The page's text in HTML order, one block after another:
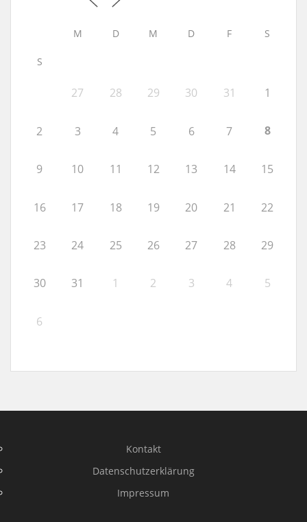
M D M D F S
S
27 28 29 30 31 1
2 3 4 5 6 7 8
9 10 11 12 13 14 15
16 17 18 19 20 21 22
23 24 25 26 27 28 29
30 31 1 2 3 4 5
6
Kontakt
Datenschutzerklärung
Impressum